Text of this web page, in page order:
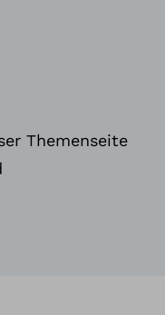
Themenseite